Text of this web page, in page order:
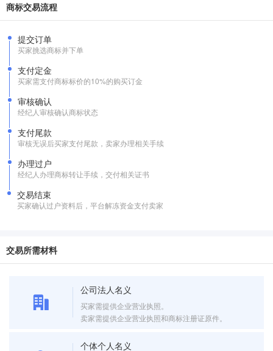
商标交易流程
提交订单
买家挑选商标并下单
支付定金
买家需支付商标标价的10%的购买订金
审核确认
经纪人审核确认商标状态
支付尾款
审核无误后买家支付尾款，卖家办理相关手续
办理过户
经纪人办理商标转让手续，交付相关证书
交易结束
买家确认过户资料后，平台解冻资金支付卖家
交易所需材料
公司法人名义
买家需提供企业营业执照。
卖家需提供企业营业执照和商标注册证原件。
个体个人名义